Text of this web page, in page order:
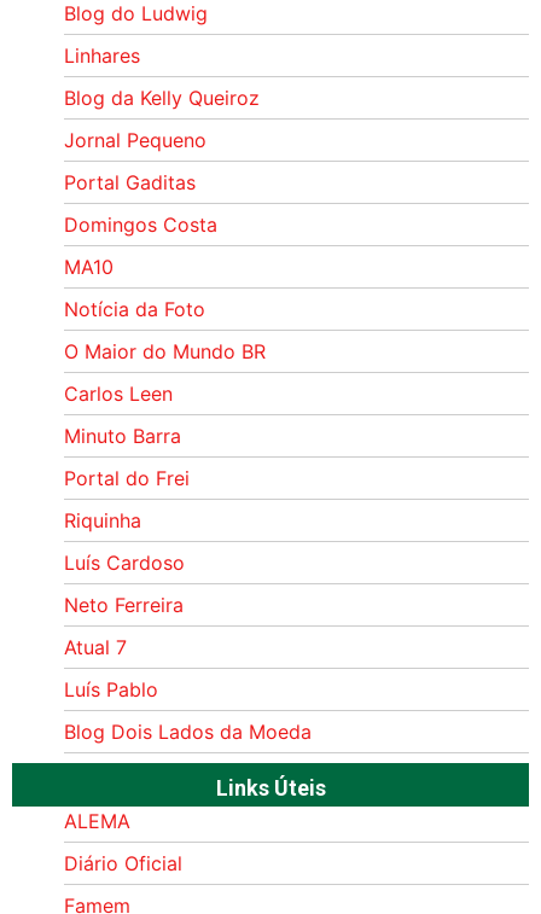
Blog do Ludwig
Linhares
Blog da Kelly Queiroz
Jornal Pequeno
Portal Gaditas
Domingos Costa
MA10
Notícia da Foto
O Maior do Mundo BR
Carlos Leen
Minuto Barra
Portal do Frei
Riquinha
Luís Cardoso
Neto Ferreira
Atual 7
Luís Pablo
Blog Dois Lados da Moeda
Links Úteis
ALEMA
Diário Oficial
Famem